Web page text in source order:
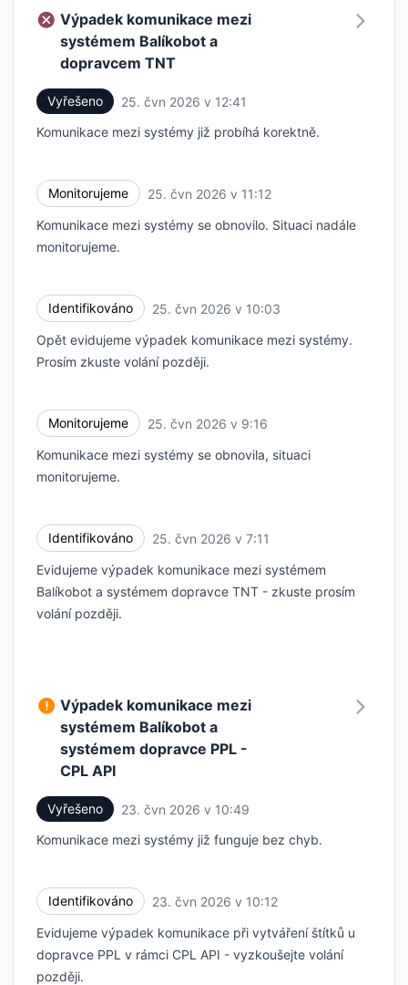
Výpadek komunikace mezi
systémem Balíkobot a
dopravcem TNT
Vyřešeno 25. čvn 2026 v 12:41
Komunikace mezi systémy již probíhá korektně.
Monitorujeme 25. čvn 2026 v 11:12
Komunikace mezi systémy se obnovilo. Situaci nadále
monitorujeme.
Identifikováno 25. čvn 2026 v 10:03
Opět evidujeme výpadek komunikace mezi systémy.
Prosím zkuste volání později.
Monitorujeme 25. čvn 2026 v 9:16
Komunikace mezi systémy se obnovila, situaci
monitorujeme.
Identifikováno 25. čvn 2026 v 7:11
Evidujeme výpadek komunikace mezi systémem
Balíkobot a systémem dopravce TNT - zkuste prosím
volání později.
Výpadek komunikace mezi
systémem Balíkobot a
systémem dopravce PPL -
CPL API
Vyřešeno 23. čvn 2026 v 10:49
Komunikace mezi systémy již funguje bez chyb.
Identifikováno 23. čvn 2026 v 10:12
Evidujeme výpadek komunikace při vytváření štítků u
dopravce PPL v rámci CPL API - vyzkoušejte volání
později.